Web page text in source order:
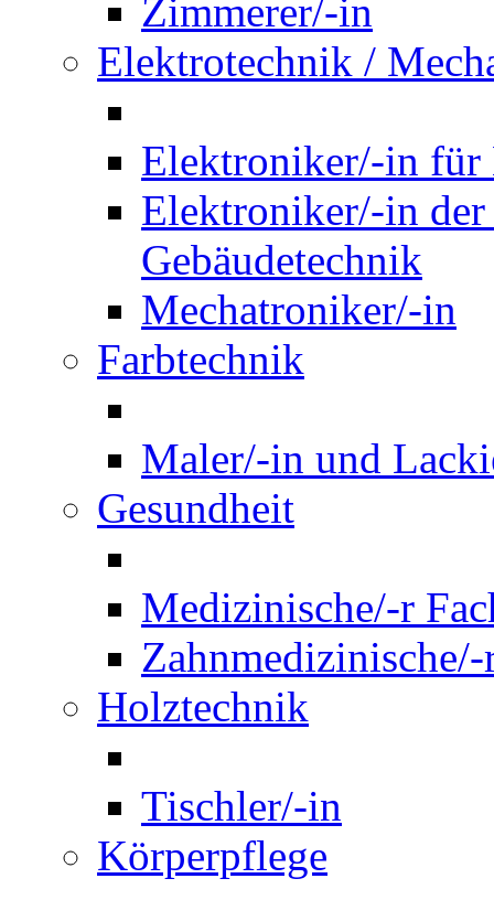
Zimmerer/-in
Elektrotechnik /
Elektroniker/-in für
Elektroniker/-in
Gebäudetechnik
Mechatroniker/-in
Farbtechnik
Maler/-in und
Gesundheit
Medizinische/-r
Holztechnik
Tischler/-in
Körperpflege